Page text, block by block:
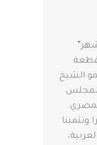
قطعة
السمو الشيخ
وتثمينا